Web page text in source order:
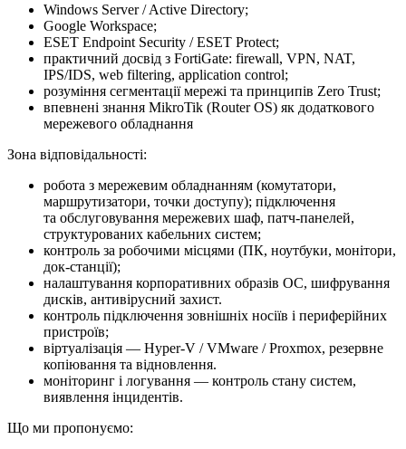
Windows Server / Active Directory;
Google Workspace;
ESET Endpoint Security / ESET Protect;
практичний досвід з FortiGate: firewall, VPN, NAT,
IPS/IDS, web filtering, application control;
розуміння сегментації мережі та принципів Zero Trust;
впевнені знання MikroTik (Router OS) як додаткового
мережевого обладнання
Зона відповідальності:
робота з мережевим обладнанням (комутатори,
маршрутизатори, точки доступу); підключення
та обслуговування мережевих шаф, патч-панелей,
структурованих кабельних систем;
контроль за робочими місцями (ПК, ноутбуки, монітори,
док-станції);
налаштування корпоративних образів ОС, шифрування
дисків, антивірусний захист.
контроль підключення зовнішніх носіїв і периферійних
пристроїв;
віртуалізація — Hyper-V / VMware / Proxmox, резервне
копіювання та відновлення.
моніторинг і логування — контроль стану систем,
виявлення інцидентів.
Що ми про­по­ну­є­мо: